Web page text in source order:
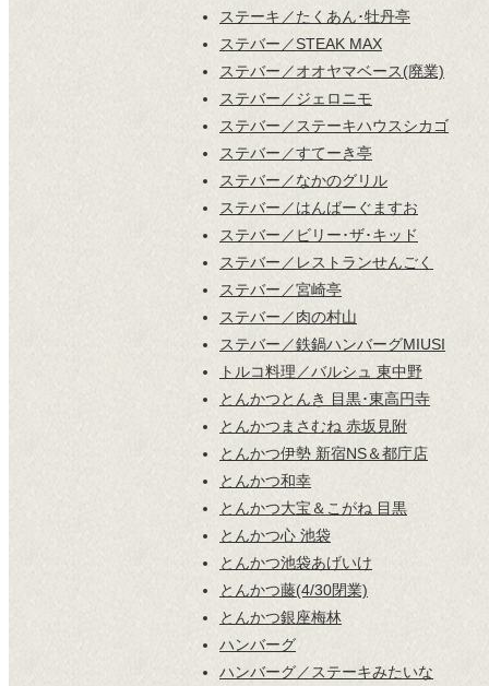
ステーキ／たくあん･牡丹亭
ステバー／STEAK MAX
ステバー／オオヤマベース(廃業)
ステバー／ジェロニモ
ステバー／ステーキハウスシカゴ
ステバー／すてーき亭
ステバー／なかのグリル
ステバー／はんばーぐますお
ステバー／ビリー･ザ･キッド
ステバー／レストランせんごく
ステバー／宮崎亭
ステバー／肉の村山
ステバー／鉄鍋ハンバーグMIUSI
トルコ料理／バルシュ 東中野
とんかつとんき 目黒･東高円寺
とんかつまさむね 赤坂見附
とんかつ伊勢 新宿NS＆都庁店
とんかつ和幸
とんかつ大宝＆こがね 目黒
とんかつ心 池袋
とんかつ池袋あげいけ
とんかつ藤(4/30閉業)
とんかつ銀座梅林
ハンバーグ
ハンバーグ／ステーキみたいな